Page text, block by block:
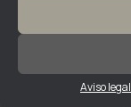
Aviso legal